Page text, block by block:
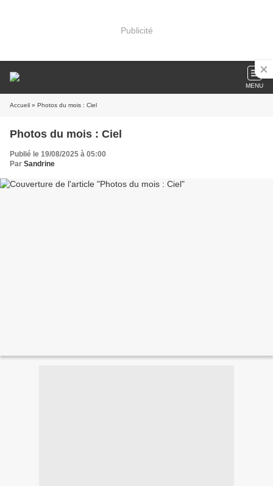
Publicité
MENU
Accueil » Photos du mois : Ciel
Photos du mois : Ciel
Publié le 19/08/2025 à 05:00
Par Sandrine